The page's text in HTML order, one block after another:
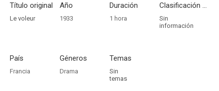
Título original
Le voleur
Año
1933
Duración
1 hora
Clasificación por edades
Sin
información
País
Francia
Géneros
Drama
Temas
Sin
temas